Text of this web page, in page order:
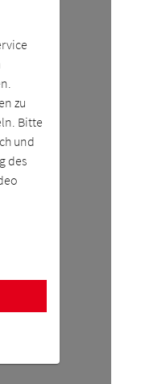
zu
Bitte
und
des